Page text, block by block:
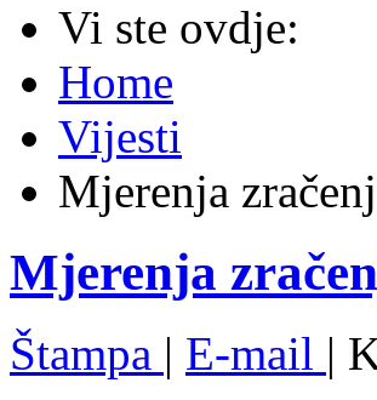
Vi ste ovdje:
Home
Vijesti
Mjerenja
Mjerenja
Štampa | E-mail |